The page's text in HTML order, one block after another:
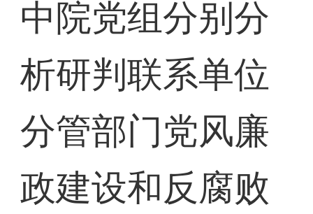
中院党组分别分
析研判联系单位
分管部门党风廉
政建设和反腐败